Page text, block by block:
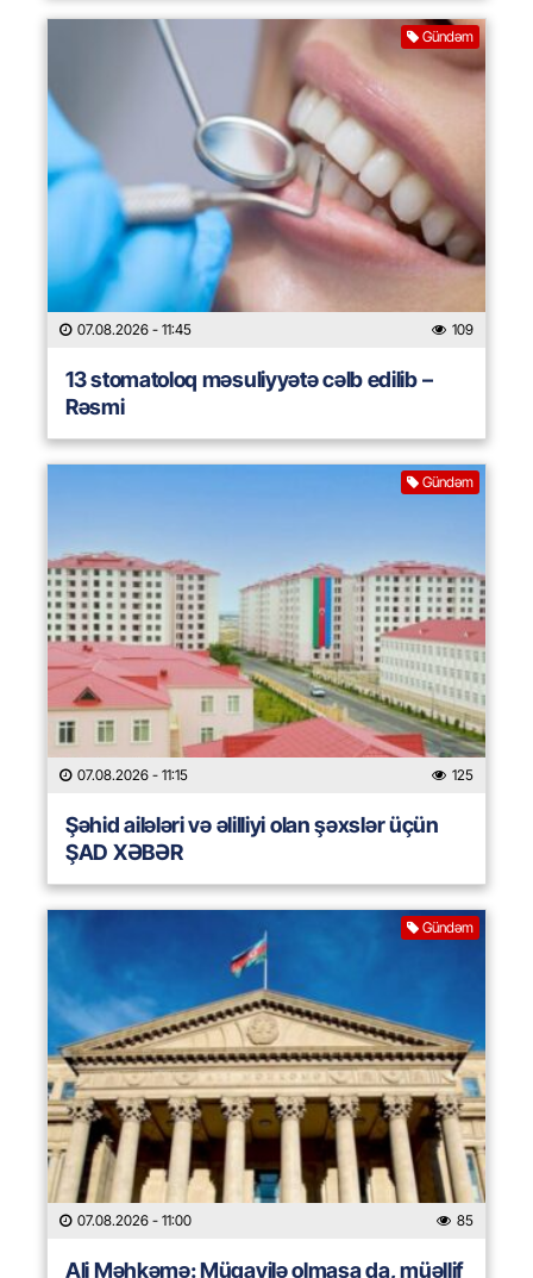
Gündəm
07.08.2026 - 11:45 109
13 stomatoloq məsuliyyətə cəlb edilib –
Rəsmi
Gündəm
07.08.2026 - 11:15 125
Şəhid ailələri və əlilliyi olan şəxslər üçün
ŞAD XƏBƏR
Gündəm
07.08.2026 - 11:00 85
Ali Məhkəmə: Müqavilə olmasa da, müəllif